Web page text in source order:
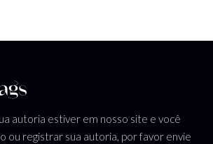
autoria estiver em nosso site e você
ou registrar sua autoria, por favor envie